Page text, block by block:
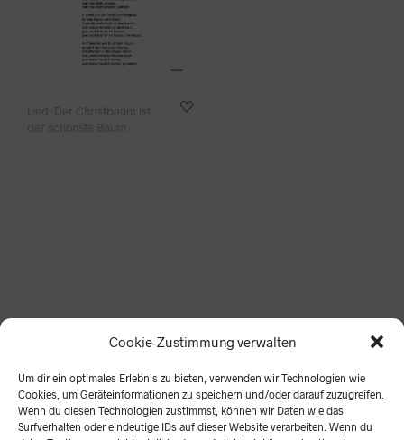
Cookie-Zustimmung verwalten
Um dir ein optimales Erlebnis zu bieten, verwenden wir Technologien wie
Cookies, um Geräteinformationen zu speichern und/oder darauf zuzugreifen.
Wenn du diesen Technologien zustimmst, können wir Daten wie das
Surfverhalten oder eindeutige IDs auf dieser Website verarbeiten. Wenn du
Lied: Der Christbaum ist
der schönste Baum
Alle hier aufgeführten Lieder und Materialien stellen wir
für den privaten und unterrichtlichen Gebrauch gerne zur
Verfügung.
Zur kommerziellen Nutzung ist eine schriftliche